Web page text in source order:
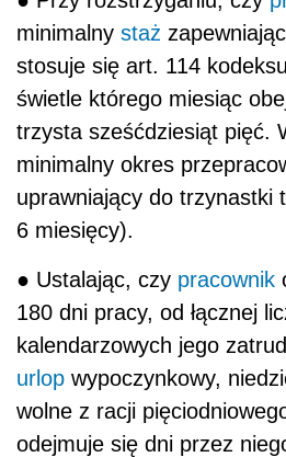
minimalny staż
stosuje się art. 114
świetle którego miesiąc
trzysta sześćdziesiąt pięć.
minimalny okres
uprawniający do trzynastki
6 miesięcy).
● Ustalając, czy pracownik
180 dni pracy, od łącznej
kalendarzowych jego
urlop wypoczynkowy,
wolne z racji
odejmuje się dni przez